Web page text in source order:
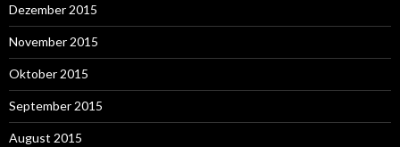
Dezember 2015
November 2015
Oktober 2015
September 2015
August 2015